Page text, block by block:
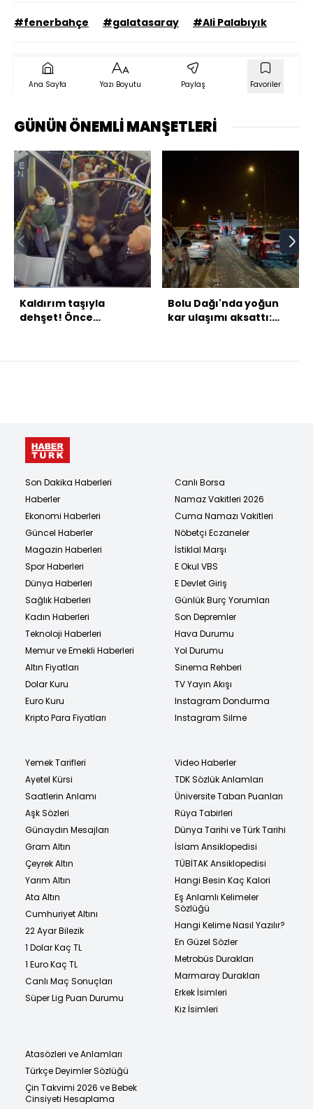
#fenerbahçe #galatasaray #Ali Palabıyık
Ana Sayfa Yazı Boyutu Paylaş Favoriler
GÜNÜN ÖNEMLİ MANŞETLERİ
Kaldırım taşıyla
dehşet! Önce
saldırdı
Bolu Dağı'nda yoğun
kar ulaşımı aksattı:
durum
Son Dakika Haberleri
Haberler
Ekonomi Haberleri
Güncel Haberler
Magazin Haberleri
Spor Haberleri
Dünya Haberleri
Sağlık Haberleri
Kadın Haberleri
Teknoloji Haberleri
Memur ve Emekli Haberleri
Altın Fiyatları
Dolar Kuru
Euro Kuru
Kripto Para Fiyatları
Canlı Borsa
Namaz Vakitleri 2026
Cuma Namazı Vakitleri
Nöbetçi Eczaneler
İstiklal Marşı
E Okul VBS
E Devlet Giriş
Günlük Burç Yorumları
Son Depremler
Hava Durumu
Yol Durumu
Sinema Rehberi
TV Yayın Akışı
Instagram Dondurma
Instagram Silme
Yemek Tarifleri
Ayetel Kürsi
Saatlerin Anlamı
Aşk Sözleri
Günaydın Mesajları
Gram Altın
Çeyrek Altın
Yarım Altın
Ata Altın
Cumhuriyet Altını
22 Ayar Bilezik
1 Dolar Kaç TL
1 Euro Kaç TL
Canlı Maç Sonuçları
Süper Lig Puan Durumu
Video Haberler
TDK Sözlük Anlamları
Üniversite Taban Puanları
Rüya Tabirleri
Dünya Tarihi ve Türk Tarihi
İslam Ansiklopedisi
TÜBİTAK Ansiklopedisi
Hangi Besin Kaç Kalori
Eş Anlamlı Kelimeler
Sözlüğü
Hangi Kelime Nasıl Yazılır?
En Güzel Sözler
Metrobüs Durakları
Marmaray Durakları
Erkek İsimleri
Kız İsimleri
Atasözleri ve Anlamları
Türkçe Deyimler Sözlüğü
Çin Takvimi 2026 ve Bebek
Cinsiyeti Hesaplama